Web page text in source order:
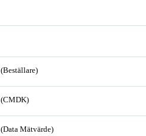
(Beställare)
(CMDK)
(Data Mätvärde)